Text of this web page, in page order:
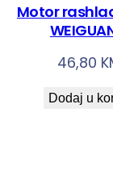
Motor
46,80
Dodaj u